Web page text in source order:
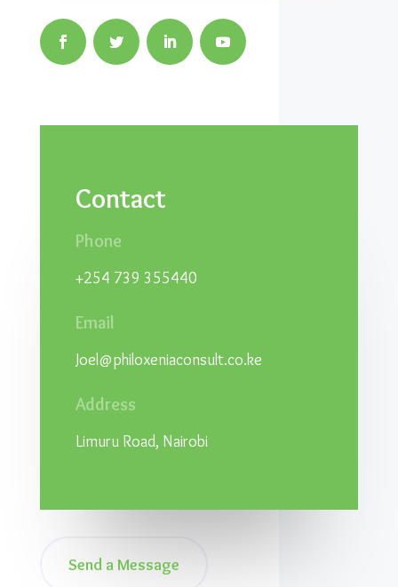
Contact
Phone
+254 739 355440
Email
Joel@philoxeniaconsult.co.ke
Address
Limuru Road, Nairobi
Send a Message